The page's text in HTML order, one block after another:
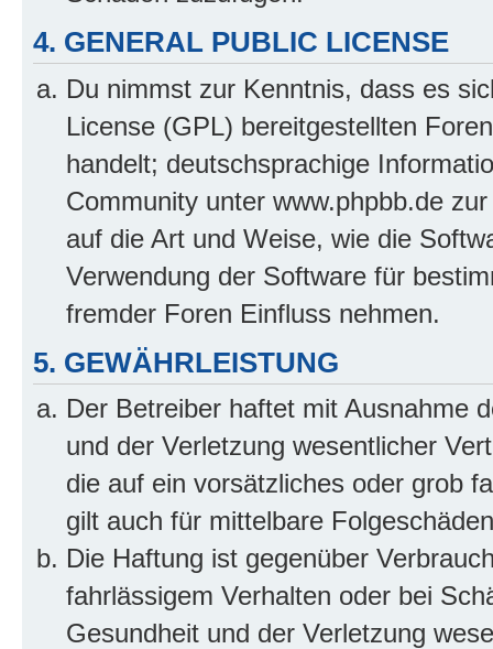
4. GENERAL PUBLIC LICENSE
Du nimmst zur Kenntnis, dass es
License (GPL) bereitgestellten
handelt; deutschsprachige
Community unter www.phpbb.de
auf die Art und Weise, wie die
Verwendung der Software für
fremder Foren Einfluss nehmen.
5. GEWÄHRLEISTUNG
Der Betreiber haftet mit Ausnahme
und der Verletzung wesentlicher
die auf ein vorsätzliches oder grob
gilt auch für mittelbare
Die Haftung ist gegenüber
fahrlässigem Verhalten oder bei
Gesundheit und der Verletzung